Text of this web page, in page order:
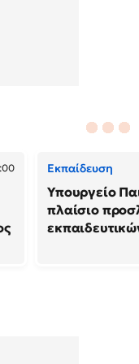
Εκπαίδευση
Υπουργείο
πλαίσιο